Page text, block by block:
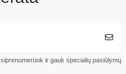
ir gauk specialių pasiūlymų